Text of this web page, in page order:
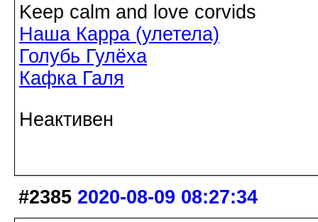
Keep calm and love corvids
Наша Карра (улетела)
Голубь Гулёха
Кафка Галя
Неактивен
#2385 2020-08-09 08:27:34